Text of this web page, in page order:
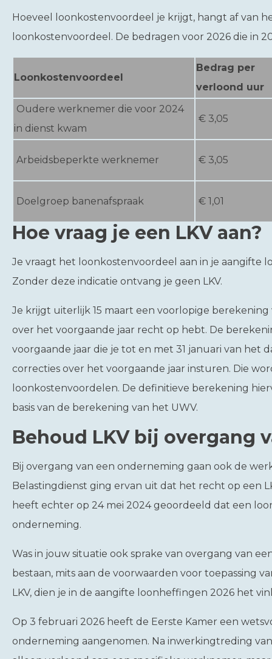
Hoeveel loonkostenvoordeel je krijgt, hangt af van
loonkostenvoordeel. De bedragen voor 2026 die in
Loonkostenvoordeel
Bedrag per
verloond uur
Oudere werknemer die voor 2024
in dienst kwam
€ 3,05
Arbeidsbeperkte werknemer € 3,05
Doelgroep banenafspraak € 1,01
Hoe vraag je een LKV aan?
Je vraagt het loonkostenvoordeel aan in je aangifte
Zonder deze indicatie ontvang je geen LKV.
Je krijgt uiterlijk 15 maart een voorlopige
over het voorgaande jaar recht op hebt. De
voorgaande jaar die je tot en met 31 januari van het
correcties over het voorgaande jaar insturen. Die
loonkostenvoordelen. De definitieve berekening
basis van de berekening van het UWV.
Behoud LKV bij overgang
Bij overgang van een onderneming gaan ook de
Belastingdienst ging ervan uit dat het recht op een
heeft echter op 24 mei 2024 geoordeeld dat een
onderneming.
Was in jouw situatie ook sprake van overgang van
bestaan, mits aan de voorwaarden voor toepassing
LKV, dien je in de aangifte loonheffingen 2026 het
Op 3 februari 2026 heeft de Eerste Kamer een
onderneming aangenomen. Na inwerkingtreding